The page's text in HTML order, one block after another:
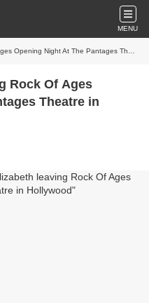
MENU
Night At The Pantages Theatre in Hollywood
Rock Of Ages
Theatre in